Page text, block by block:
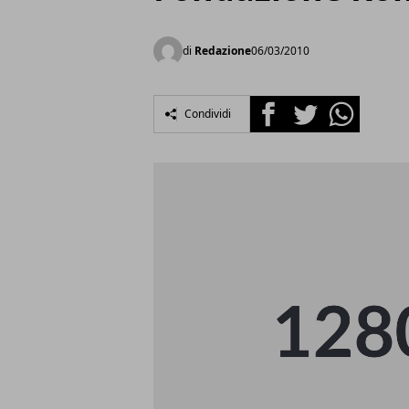
di Redazione06/03/2010
Condividi FacebookTwitterWhatsapp